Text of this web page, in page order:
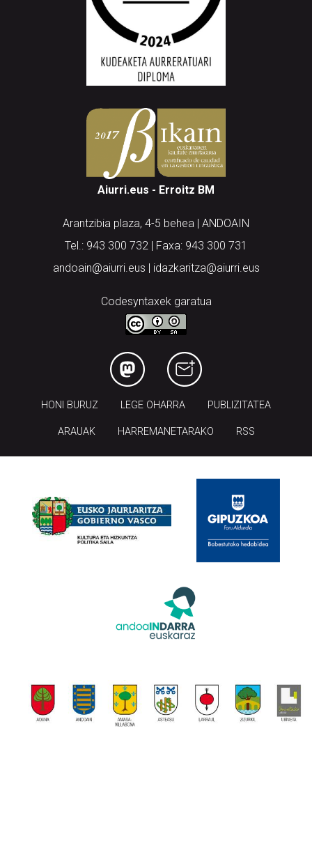
Aiurri.eus - Erroitz BM
Arantzibia plaza, 4-5 behea | ANDOAIN
Tel.: 943 300 732 | Faxa: 943 300 731
andoain@aiurri.eus | idazkaritza@aiurri.eus
Codesyntaxek garatua
HONI BURUZ LEGE OHARRA PUBLIZITATEA
ARAUAK HARREMANETARAKO RSS